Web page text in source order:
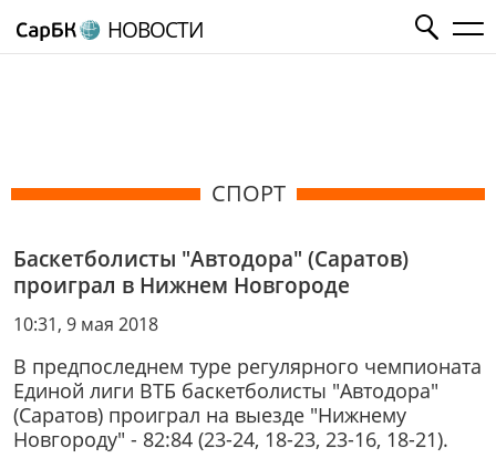
НОВОСТИ
СПОРТ
Баскетболисты "Автодора" (Саратов)
проиграл в Нижнем Новгороде
10:31, 9 мая 2018
В предпоследнем туре регулярного чемпионата
Единой лиги ВТБ баскетболисты "Автодора"
(Саратов) проиграл на выезде "Нижнему
Новгороду" - 82:84 (23-24, 18-23, 23-16, 18-21).